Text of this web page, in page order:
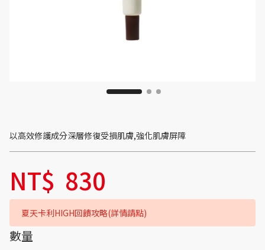
以高效修護成分深層修復受損肌膚,強化肌膚屏障
NT$ 830
夏天卡利HIGH回饋攻略(詳情請點)
數量